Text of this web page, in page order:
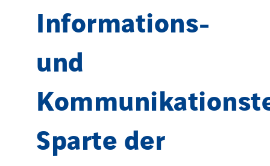
Informations-
und
Sparte der